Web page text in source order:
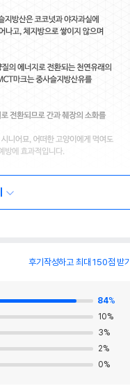
후기작성하고 최대 150점 받기
84%
10%
3%
2%
0%